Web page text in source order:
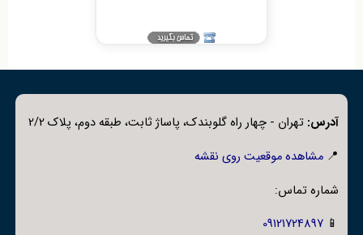
آدرس: تهران - چهار راه گلوبندک، پاساژ ثابت، طبقه دوم، پلاک 2/2
📍مشاهده موقعیت روی نقشه
شماره تماس:
📱
09121724897